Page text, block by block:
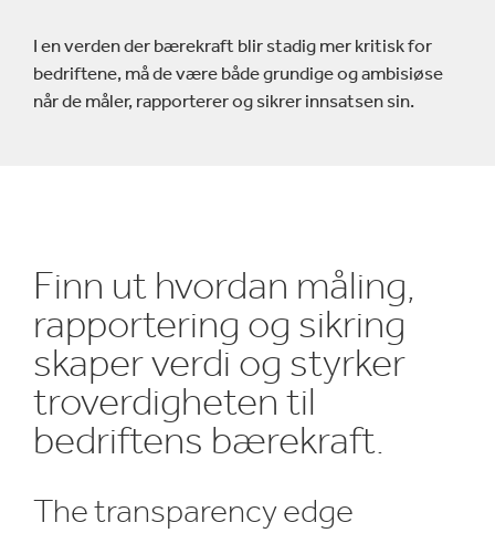
I en verden der bærekraft blir stadig mer kritisk for
bedriftene, må de være både grundige og ambisiøse
når de måler, rapporterer og sikrer innsatsen sin.
Finn ut hvordan måling,
rapportering og sikring
skaper verdi og styrker
troverdigheten til
bedriftens bærekraft.
The transparency edge